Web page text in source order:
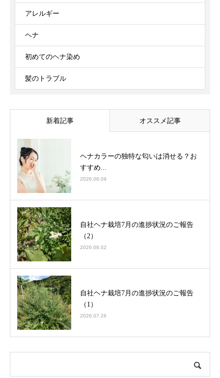
アレルギー
ヘナ
初めてのヘナ染め
髪のトラブル
新着記事 オススメ記事
ヘナカラーの独特な匂いは消せる？お
すすめ...
2026.08.09
自社ヘナ栽培7月の進捗状況のご報告
（2）
2026.08.02
自社ヘナ栽培7月の進捗状況のご報告
（1）
2026.07.26